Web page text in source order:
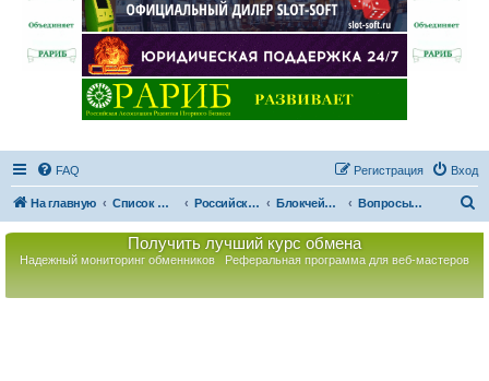
FAQ Вход
Регистрация
На главную Список форумов Российская Ассоциация Развития Игорного Бизнеса Блокчейн. Децентрализованное хранение данных Вопросы-ответы
Получить лучший курс обмена
Надежный мониторинг обменников Реферальная программа для веб-мастеров